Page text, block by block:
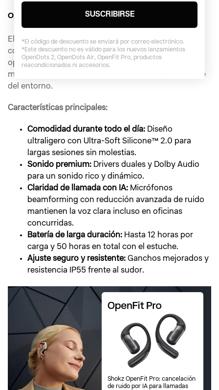
Opción 1: Shokz OpenFit Pro
El Shokz OpenFit Proestá diseñado para ofrecer
comodidad durante todo el día. Combina diseño
open-ear con cancelación de ruido por IA para
mantener llamadas claras sin aislarte completamente
del entorno.
Características principales:
Comodidad durante todo el día: Diseño
ultraligero con Ultra-Soft Silicone™ 2.0 para
largas sesiones sin molestias.
Sonido premium: Drivers duales y Dolby Audio
para un sonido rico y dinámico.
Claridad de llamada con IA: Micrófonos
beamforming con reducción avanzada de ruido
mantienen la voz clara incluso en oficinas
concurridas.
Batería de larga duración: Hasta 12 horas por
carga y 50 horas en total con el estuche.
Ajuste seguro y resistente: Ganchos mejorados y
resistencia IP55 frente al sudor.
Shokz OpenFit Pro: cancelación
de ruido por IA para llamadas
SUSCRIBIRSE
*El código de descuento se enviará por correo electrónico.
*Este descuento no es válido para los nuevos lanzamientos
OpenDots 2, OpenDots Air, OpenFit Pro, productos
reacondicionados ni accesorios.